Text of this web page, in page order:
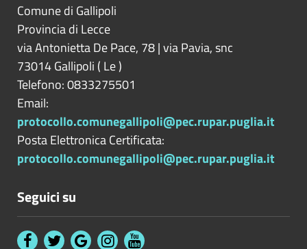
Comune di Gallipoli
Provincia di Lecce
via Antonietta De Pace, 78 | via Pavia, snc
73014Gallipoli ( Le)
Telefono: 0833275501
Email:
protocollo.comunegallipoli@pec.rupar.puglia.it
Posta Elettronica Certificata:
protocollo.comunegallipoli@pec.rupar.puglia.it
Seguici su